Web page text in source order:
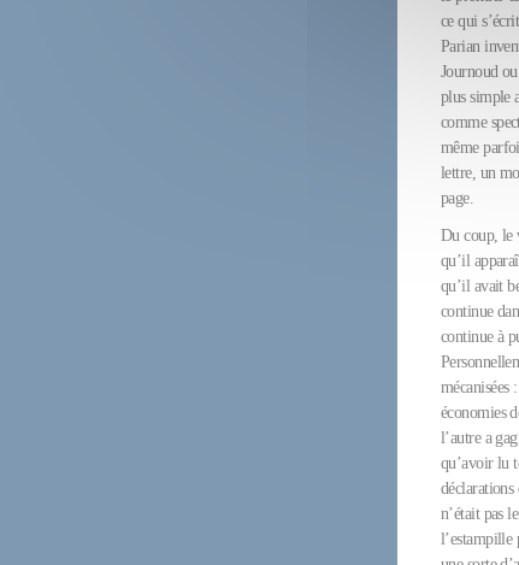
ce qui
Parian
Journoud
plus simple
comme
même
lettre, un
page.
Du coup, le
qu’il
qu’il avait
continue
continue à
mécanisées
économies
l’autre a
qu’avoir lu
déclarations
n’était pas
l’estampille